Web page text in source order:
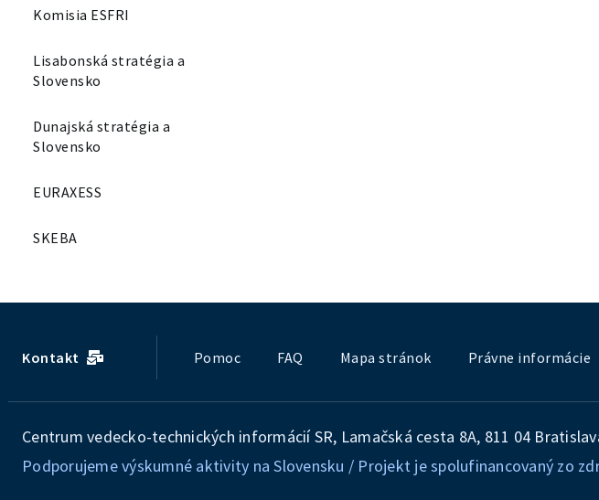
Komisia ESFRI
Lisabonská stratégia a
Slovensko
Dunajská stratégia a
Slovensko
EURAXESS
SKEBA
Kontakt Pomoc FAQ Mapa stránok Právne informácie
Centrum vedecko-technických informácií SR, Lamačská cesta 8A, 811 04
Podporujeme výskumné aktivity na Slovensku / Projekt je spolufinancovaný zo